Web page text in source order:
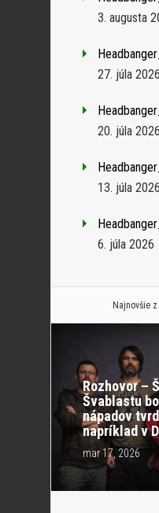
3. augusta
27. júla 2026
20. júla 2026
13. júla 2026
6. júla 2026
Najnovšie
Rozhovor –
Švablastu
nápadov
napríklad v
mar 17, 2026